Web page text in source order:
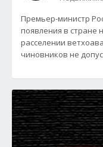
Премьер-министр
появления в стране
расселении
чиновников не